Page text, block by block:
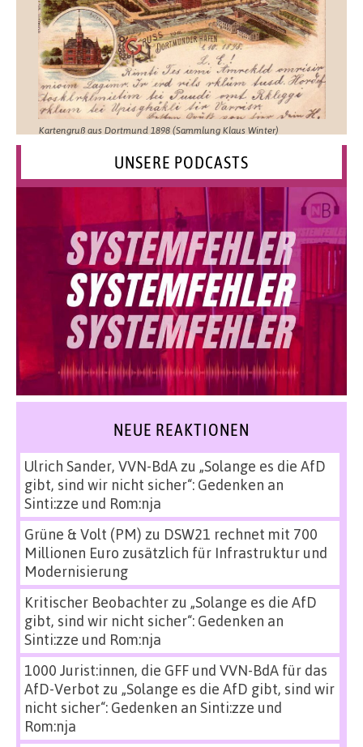
Kartengruß aus Dortmund 1898 (Sammlung Klaus Winter)
UNSERE PODCASTS
NEUE REAKTIONEN
Ulrich Sander, VVN-BdAzu „Solange es die AfD
gibt, sind wir nicht sicher“: Gedenken an
Sinti:zze und Rom:nja
Grüne & Volt (PM) zu DSW21 rechnet mit 700
Millionen Euro zusätzlich für Infrastruktur und
Modernisierung
Kritischer Beobachterzu „Solange es die AfD
gibt, sind wir nicht sicher“: Gedenken an
Sinti:zze und Rom:nja
1000 Jurist:innen, die GFF und VVN-BdA für das
AfD-Verbot zu „Solange es die AfD gibt, sind wir
nicht sicher“: Gedenken an Sinti:zze und
Rom:nja